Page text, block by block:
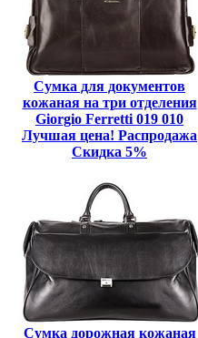
Сумка для документов
кожаная на три отделения
Giorgio Ferretti 019 010
Лучшая цена! Распродажа
Скидка 5%
Сумка дорожная кожаная